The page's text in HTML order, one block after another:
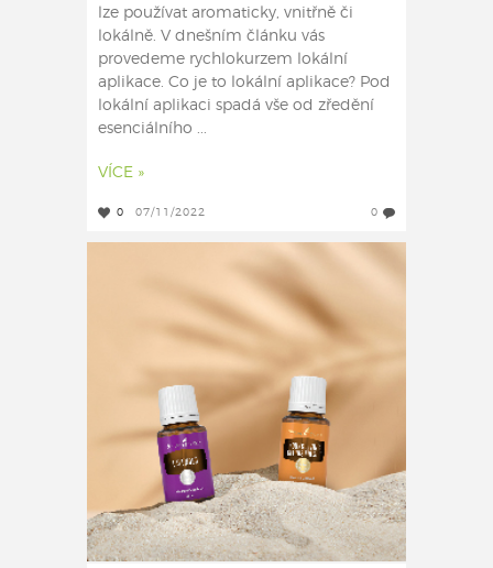
lze používat aromaticky, vnitřně či
lokálně. V dnešním článku vás
provedeme rychlokurzem lokální
aplikace. Co je to lokální aplikace? Pod
lokální aplikaci spadá vše od zředění
esenciálního ...
VÍCE »
0 07/11/2022 0